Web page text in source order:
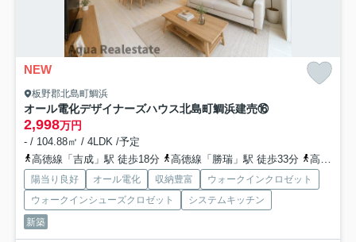
NEW
板野郡北島町鯛浜
オール電化デザイナーズハウス北島町鯛浜建売⑯
2,998万円
- / 104.88㎡ / 4LDK /予定
高徳線「吉成」駅 徒歩18分
高徳線「勝瑞」駅 徒歩33分 高徳線「佐古」駅 徒歩69分
陽当り良好 オール電化 収納豊富
ウォークインクロゼット
ウォークインシューズクロゼット
システムキッチン
新築